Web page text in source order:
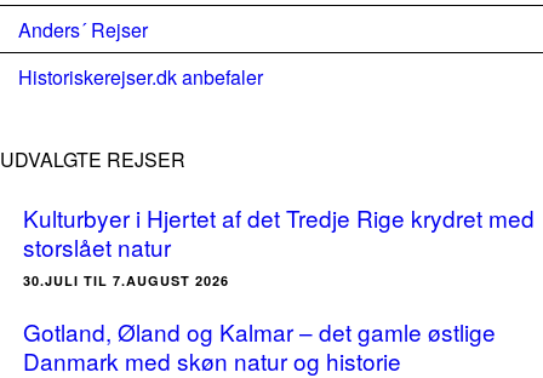
Anders´ Rejser
Historiskerejser.dk anbefaler
UDVALGTE REJSER
Kulturbyer i Hjertet af det Tredje Rige krydret med
storslået natur
30.JULI TIL 7.AUGUST 2026
Gotland, Øland og Kalmar – det gamle østlige
Danmark med skøn natur og historie